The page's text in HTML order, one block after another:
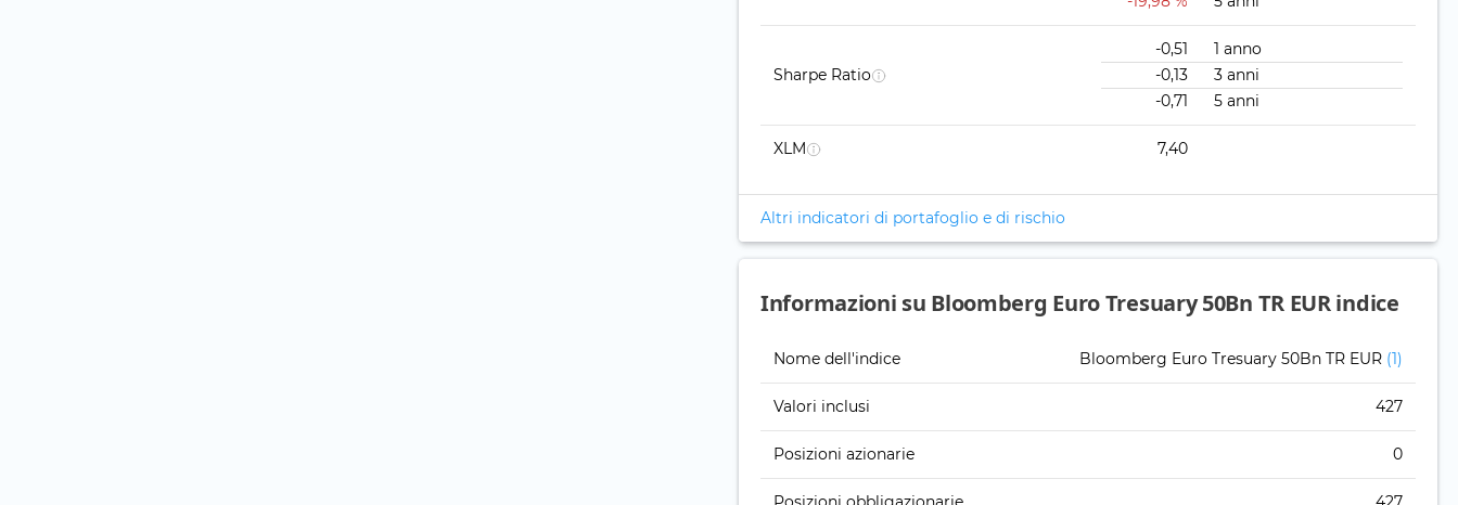
Sharpe Ratio
-0,51
1 anno
-0,13
3 anni
-0,71
5 anni
XLM 7,40
Altri indicatori di portafoglio e di rischio
Informazioni su Bloomberg Euro Tresuary 50Bn TR EUR indice
Nome dell'indice Bloomberg Euro Tresuary 50Bn TR EUR (1)
Valori inclusi 427
Posizioni azionarie 0